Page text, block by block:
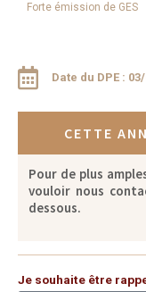
Forte émission de GES
Date du DPE :
CETTE
Pour de plus
vouloir nous
dessous.
Je souhaite être